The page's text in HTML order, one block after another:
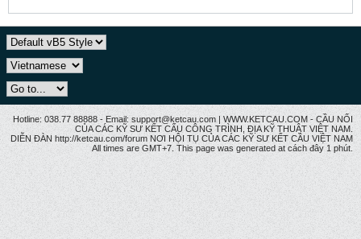
Hotline: 038.77 88888 - Email: support@ketcau.com | WWW.KETCAU.COM - CẦU NỐI
CỦA CÁC KỸ SƯ KẾT CẤU CÔNG TRÌNH, ĐỊA KỸ THUẬT VIỆT NAM.
DIỄN ĐÀN http://ketcau.com/forum NƠI HỘI TỤ CỦA CÁC KỸ SƯ KẾT CÂU VIỆT NAM
All times are GMT+7. This page was generated at cách đây 1 phút.